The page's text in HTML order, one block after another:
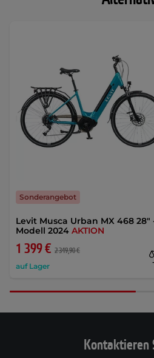
Levit Musca Urban MX 468 28"
Modell 2024 AKTION
1 399 € 2 349,90 €
auf Lager
Sonderangebot
Kontaktieren